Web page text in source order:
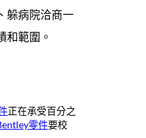
躲病院洽商一
和範圍。
正在承受百分之
零件要校